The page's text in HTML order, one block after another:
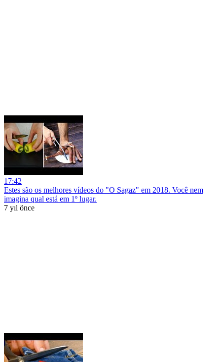
17:42
Estes são os melhores vídeos do "O Sagaz" em 2018. Você nem
imagina qual está em 1º lugar.
7 yıl önce